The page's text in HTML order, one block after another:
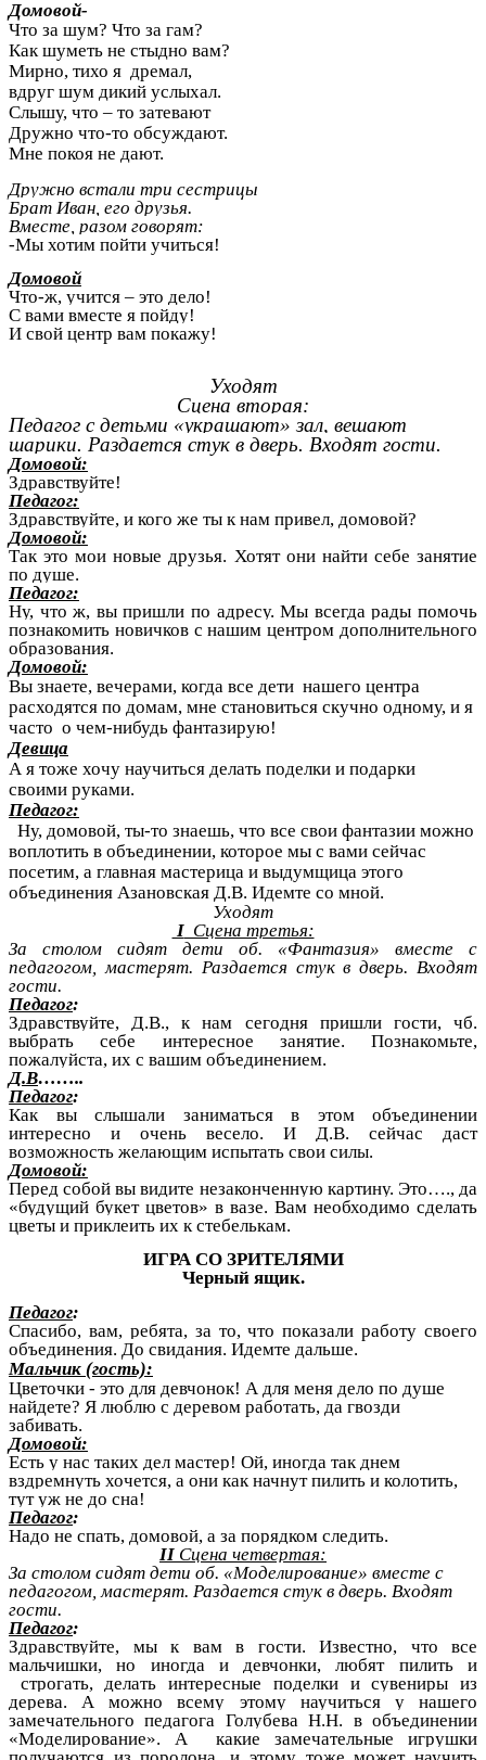
Домовой-
Что за шум? Что за гам?
Как шуметь не стыдно вам?
Мирно, тихо я дремал,
вдруг шум дикий услыхал.
Слышу, что – то затевают
Дружно что-то обсуждают.
Мне покоя не дают.
Дружно встали три сестрицы
Брат Иван, его друзья.
Вместе, разом говорят:
-Мы хотим пойти учиться!
Домовой
Что-ж, учится – это дело!
С вами вместе я пойду!
И свой центр вам покажу!
Уходят
Сцена вторая:
Педагог с детьми «украшают» зал, вешают
шарики. Раздается стук в дверь. Входят гости.
Домовой:
Здравствуйте!
Педагог:
Здравствуйте, и кого же ты к нам привел, домовой?
Домовой:
Так это мои новые друзья. Хотят они найти себе занятие
по душе.
Педагог:
Ну, что ж, вы пришли по адресу. Мы всегда рады помочь
познакомить новичков с нашим центром дополнительного
образования.
Домовой:
Вы знаете, вечерами, когда все дети нашего центра
расходятся по домам, мне становиться скучно одному, и я
часто о чем-нибудь фантазирую!
Девица
А я тоже хочу научиться делать поделки и подарки
своими руками.
Педагог:
Ну, домовой, ты-то знаешь, что все свои фантазии можно
воплотить в объединении, которое мы с вами сейчас
посетим, а главная мастерица и выдумщица этого
объединения Азановская Д.В. Идемте со мной.
Уходят
IСцена третья:
За столом сидят дети об. «Фантазия» вместе с
педагогом, мастерят. Раздается стук в дверь. Входят
гости.
Педагог:
Здравствуйте, Д.В., к нам сегодня пришли гости, чб.
выбрать себе интересное занятие. Познакомьте,
пожалуйста, их с вашим объединением.
Д.В……..
Педагог:
Как вы слышали заниматься в этом объединении
интересно и очень весело. И Д.В. сейчас даст
возможность желающим испытать свои силы.
Домовой:
Перед собой вы видите незаконченную картину. Это…., да
«будущий букет цветов» в вазе. Вам необходимо сделать
цветы и приклеить их к стебелькам.
ИГРА СО ЗРИТЕЛЯМИ
Черный ящик.
Педагог:
Спасибо, вам, ребята, за то, что показали работу своего
объединения. До свидания. Идемте дальше.
Мальчик (гость):
Цветочки - это для девчонок! А для меня дело по душе
найдете? Я люблю с деревом работать, да гвозди
забивать.
Домовой:
Есть у нас таких дел мастер! Ой, иногда так днем
вздремнуть хочется, а они как начнут пилить и колотить,
тут уж не до сна!
Педагог:
Надо не спать, домовой, а за порядком следить.
II Сцена четвертая:
За столом сидят дети об. «Моделирование» вместе с
педагогом, мастерят. Раздается стук в дверь. Входят
гости.
Педагог:
Здравствуйте, мы к вам в гости. Известно, что все
мальчишки, но иногда и девчонки, любят пилить и
строгать, делать интересные поделки и сувениры из
дерева. А можно всему этому научиться у нашего
замечательного педагога Голубева Н.Н. в объединении
«Моделирование». А какие замечательные игрушки